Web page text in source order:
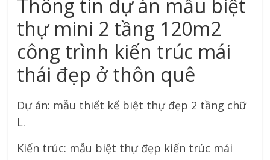
Thông tin dự án mẫu biệt
thự mini 2 tầng 120m2
công trình kiến trúc mái
thái đẹp ở thôn quê
Dự án: mẫu thiết kế biệt thự đẹp 2 tầng chữ
L.
Kiến trúc: mẫu biệt thự đẹp kiến trúc mái